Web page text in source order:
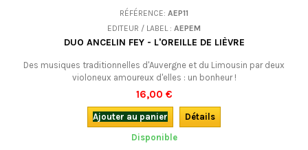
RÉFÉRENCE: AEP11
EDITEUR / LABEL : AEPEM
DUO ANCELIN FEY - L'OREILLE DE LIÈVRE
Des musiques traditionnelles d'Auvergne et du Limousin par deux
violoneux amoureux d'elles : un bonheur !
16,00 €
Ajouter au panier
Détails
Disponible